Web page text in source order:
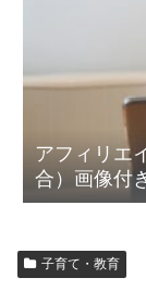
アフィリエ
合）画像付
子育て・教育